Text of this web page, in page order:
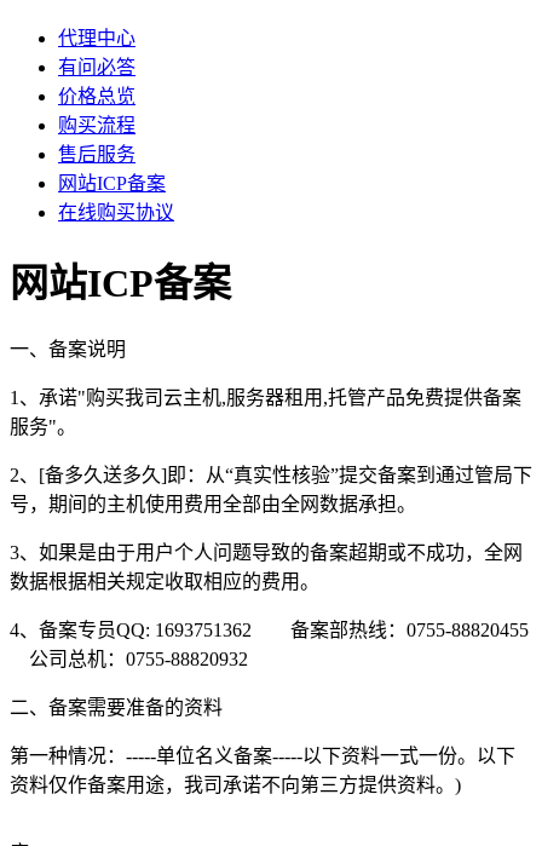
机柜租用
BGP机柜租用
自建T4级别数据中心
双线机柜租用
电信联通双线数据中心
电信直营数据中心
移动T4级数据中心
增值服务
权威安全认证
快照备份灵活多变
确保信息的安全性
企业专线上网
云计算
代理中心
有问必答
价格总览
购买流程
售后服务
网站ICP备案
在线购买协议
网站ICP备案
一、备案说明
1、承诺"购买我司云主机,服务器租用,托管产品免费提供备案
服务"。
2、[备多久送多久]即：从“真实性核验”提交备案到通过管局下
号，期间的主机使用费用全部由全网数据承担。
3、如果是由于用户个人问题导致的备案超期或不成功，全网
数据根据相关规定收取相应的费用。
4、备案专员QQ: 1693751362 备案部热线：0755-88820455
公司总机：0755-88820932
二、备案需要准备的资料
第一种情况：-----单位名义备案-----以下资料一式一份。以下
资料仅作备案用途，我司承诺不向第三方提供资料。)